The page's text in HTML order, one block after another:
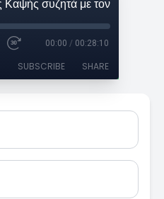
00:00 / 00:28:10
SUBSCRIBE SHARE